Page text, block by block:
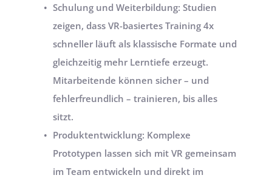
Schulung und Weiterbildung: Studien
zeigen, dass VR-basiertes Training 4x
schneller läuft als klassische Formate und
gleichzeitig mehr Lerntiefe erzeugt.
Mitarbeitende können sicher – und
fehlerfreundlich – trainieren, bis alles
sitzt.
Produktentwicklung: Komplexe
Prototypen lassen sich mit VR gemeinsam
im Team entwickeln und direkt im